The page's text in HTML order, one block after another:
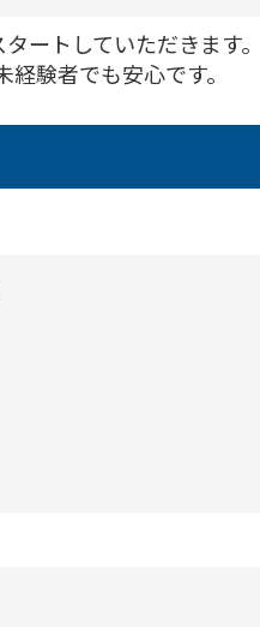
ートしていただきます
験者でも安心です。